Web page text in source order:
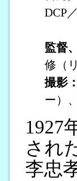
DCP
監督
修（
撮影：
ー）
1927
され
李忠